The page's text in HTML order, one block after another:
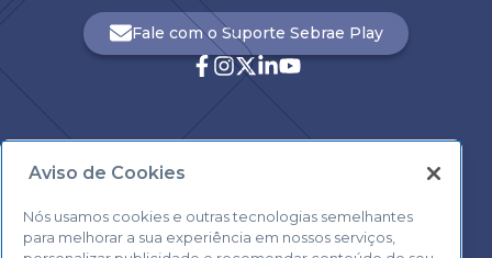
0800 570 0800
Fale com o Suporte Sebrae Play
Aviso de Cookies
Nós usamos cookies e outras tecnologias semelhantes
para melhorar a sua experiência em nossos serviços,